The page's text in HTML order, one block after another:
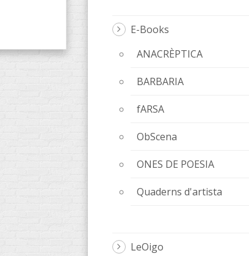
E-Books
ANACRÈPTICA
BARBARIA
fARSA
ObScena
ONES DE POESIA
Quaderns d'artista
LeOigo